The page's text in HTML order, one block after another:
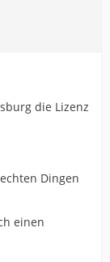
die Lizenz
Dingen
einen